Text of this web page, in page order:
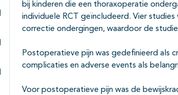
Subpagina's open- en dichtklappen
Subpagina's open- en dichtklappen
Subpagina's open- en dichtklappen
bij kinderen die een thoraxoperatie
individuele RCT geïncludeerd. Vier
correctie ondergingen, waardoor de
Postoperatieve pijn was gedefinieerd als
complicaties en adverse events als
Voor postoperatieve pijn was de